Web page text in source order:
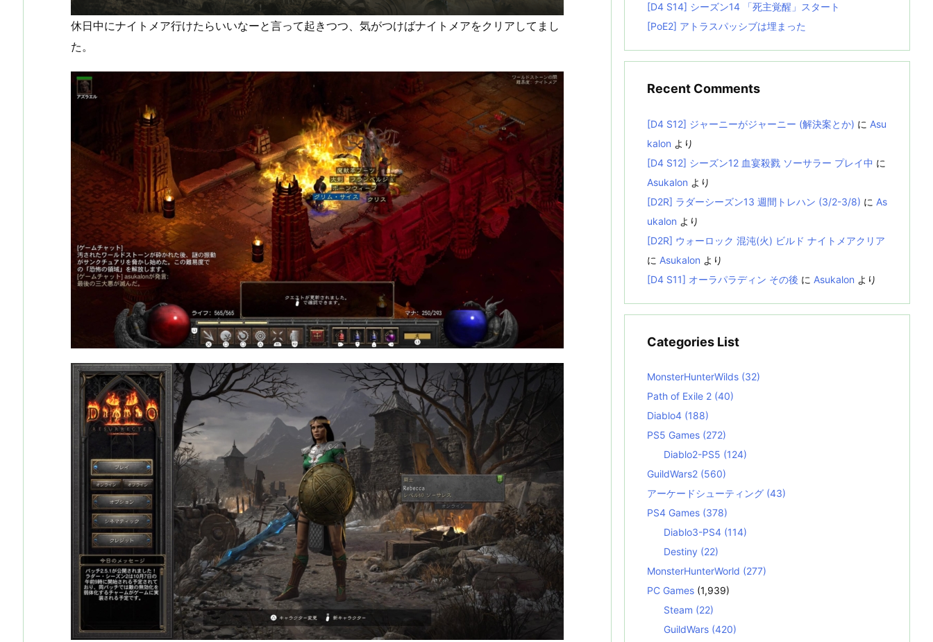
休日中にナイトメア行けたらいいなーと言って起きつつ、気がつけばナイトメアをクリアしてまし
た。
[D4 S14] シーズン14 「死主覚醒」スタート
[PoE2] アトラスパッシブは埋まった
Recent Comments
[D4 S12] ジャーニーがジャーニー (解決案とか) に Asu
kalon より
[D4 S12] シーズン12 血宴殺戮 ソーサラー プレイ中 に
Asukalon より
[D2R] ラダーシーズン13 週間トレハン (3/2-3/8) に As
ukalon より
[D2R] ウォーロック 混沌(火) ビルド ナイトメアクリア
に Asukalon より
[D4 S11] オーラパラディン その後 に Asukalon より
Categories List
MonsterHunterWilds (32)
Path of Exile 2 (40)
Diablo4 (188)
PS5 Games (272)
Diablo2-PS5 (124)
GuildWars2 (560)
アーケードシューティング (43)
PS4 Games (378)
Diablo3-PS4 (114)
Destiny (22)
MonsterHunterWorld (277)
PC Games (1,939)
Steam (22)
GuildWars (420)